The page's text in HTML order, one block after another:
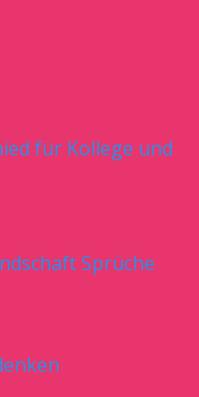
für Kollege und
Sprüche